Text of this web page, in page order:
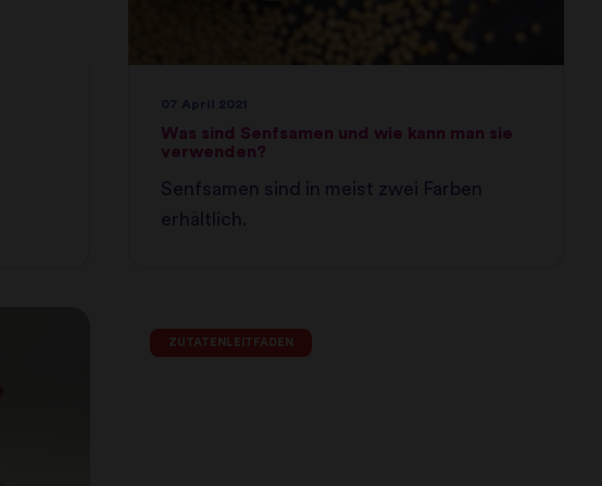
Was sind Senfsamen und wie kann man sie
verwenden?
Senfsamen sind in meist zwei Farben
erhältlich.
ZUTATENLEITFADEN